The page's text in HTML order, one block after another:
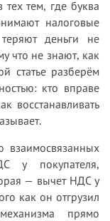
тем, где буква
налоговые
деньги не
что не знают, как
статье разберём
кто вправе
восстанавливать
взаимосвязанных
у покупателя,
— вычет НДС у
как он отгрузил
прямо